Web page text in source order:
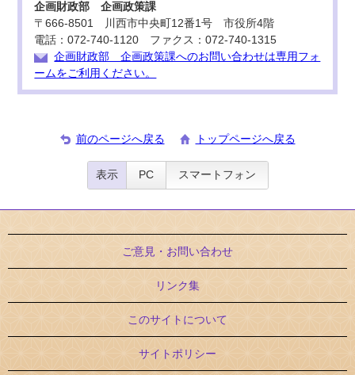
企画財政部 企画政策課
〒666-8501 川西市中央町12番1号 市役所4階
電話：072-740-1120 ファクス：072-740-1315
企画財政部 企画政策課へのお問い合わせは専用フォ
ームをご利用ください。
前のページへ戻る トップページへ戻る
表示 PC スマートフォン
ご意見・お問い合わせ
リンク集
このサイトについて
サイトポリシー